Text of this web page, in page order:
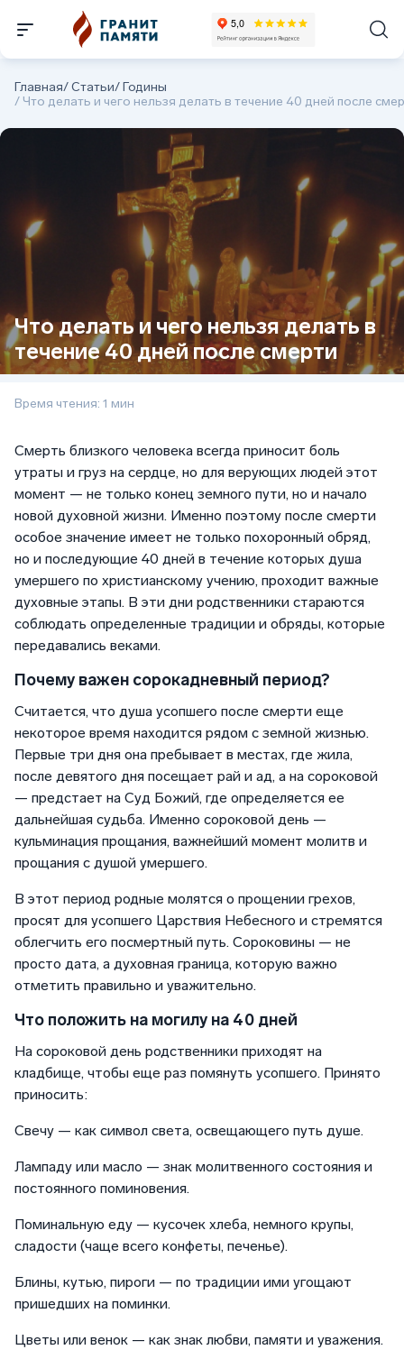
Главная/Статьи/Годины
/ Что делать и чего нельзя делать в течение 40 дней после
Что делать и чего нельзя делать в
течение 40 дней после смерти
Время чтения: 1 мин
Смерть близкого человека всегда приносит боль
утраты и груз на сердце, но для верующих людей этот
момент — не только конец земного пути, но и начало
новой духовной жизни. Именно поэтому после смерти
особое значение имеет не только похоронный обряд,
но и последующие 40 дней в течение которых душа
умершего по христианскому учению, проходит важные
духовные этапы. В эти дни родственники стараются
соблюдать определенные традиции и обряды, которые
передавались веками.
Почему важен сорокадневный период?
Считается, что душа усопшего после смерти еще
некоторое время находится рядом с земной жизнью.
Первые три дня она пребывает в местах, где жила,
после девятого дня посещает рай и ад, а на сороковой
— предстает на Суд Божий, где определяется ее
дальнейшая судьба. Именно сороковой день —
кульминация прощания, важнейший момент молитв и
прощания с душой умершего.
В этот период родные молятся о прощении грехов,
просят для усопшего Царствия Небесного и стремятся
облегчить его посмертный путь. Сороковины — не
просто дата, а духовная граница, которую важно
отметить правильно и уважительно.
Что положить на могилу на 40 дней
На сороковой день родственники приходят на
кладбище, чтобы еще раз помянуть усопшего. Принято
приносить:
Свечу — как символ света, освещающего путь душе.
Лампаду или масло — знак молитвенного состояния и
постоянного поминовения.
Поминальную еду — кусочек хлеба, немного крупы,
сладости (чаще всего конфеты, печенье).
Блины, кутью, пироги — по традиции ими угощают
пришедших на поминки.
Цветы или венок — как знак любви, памяти и уважения.